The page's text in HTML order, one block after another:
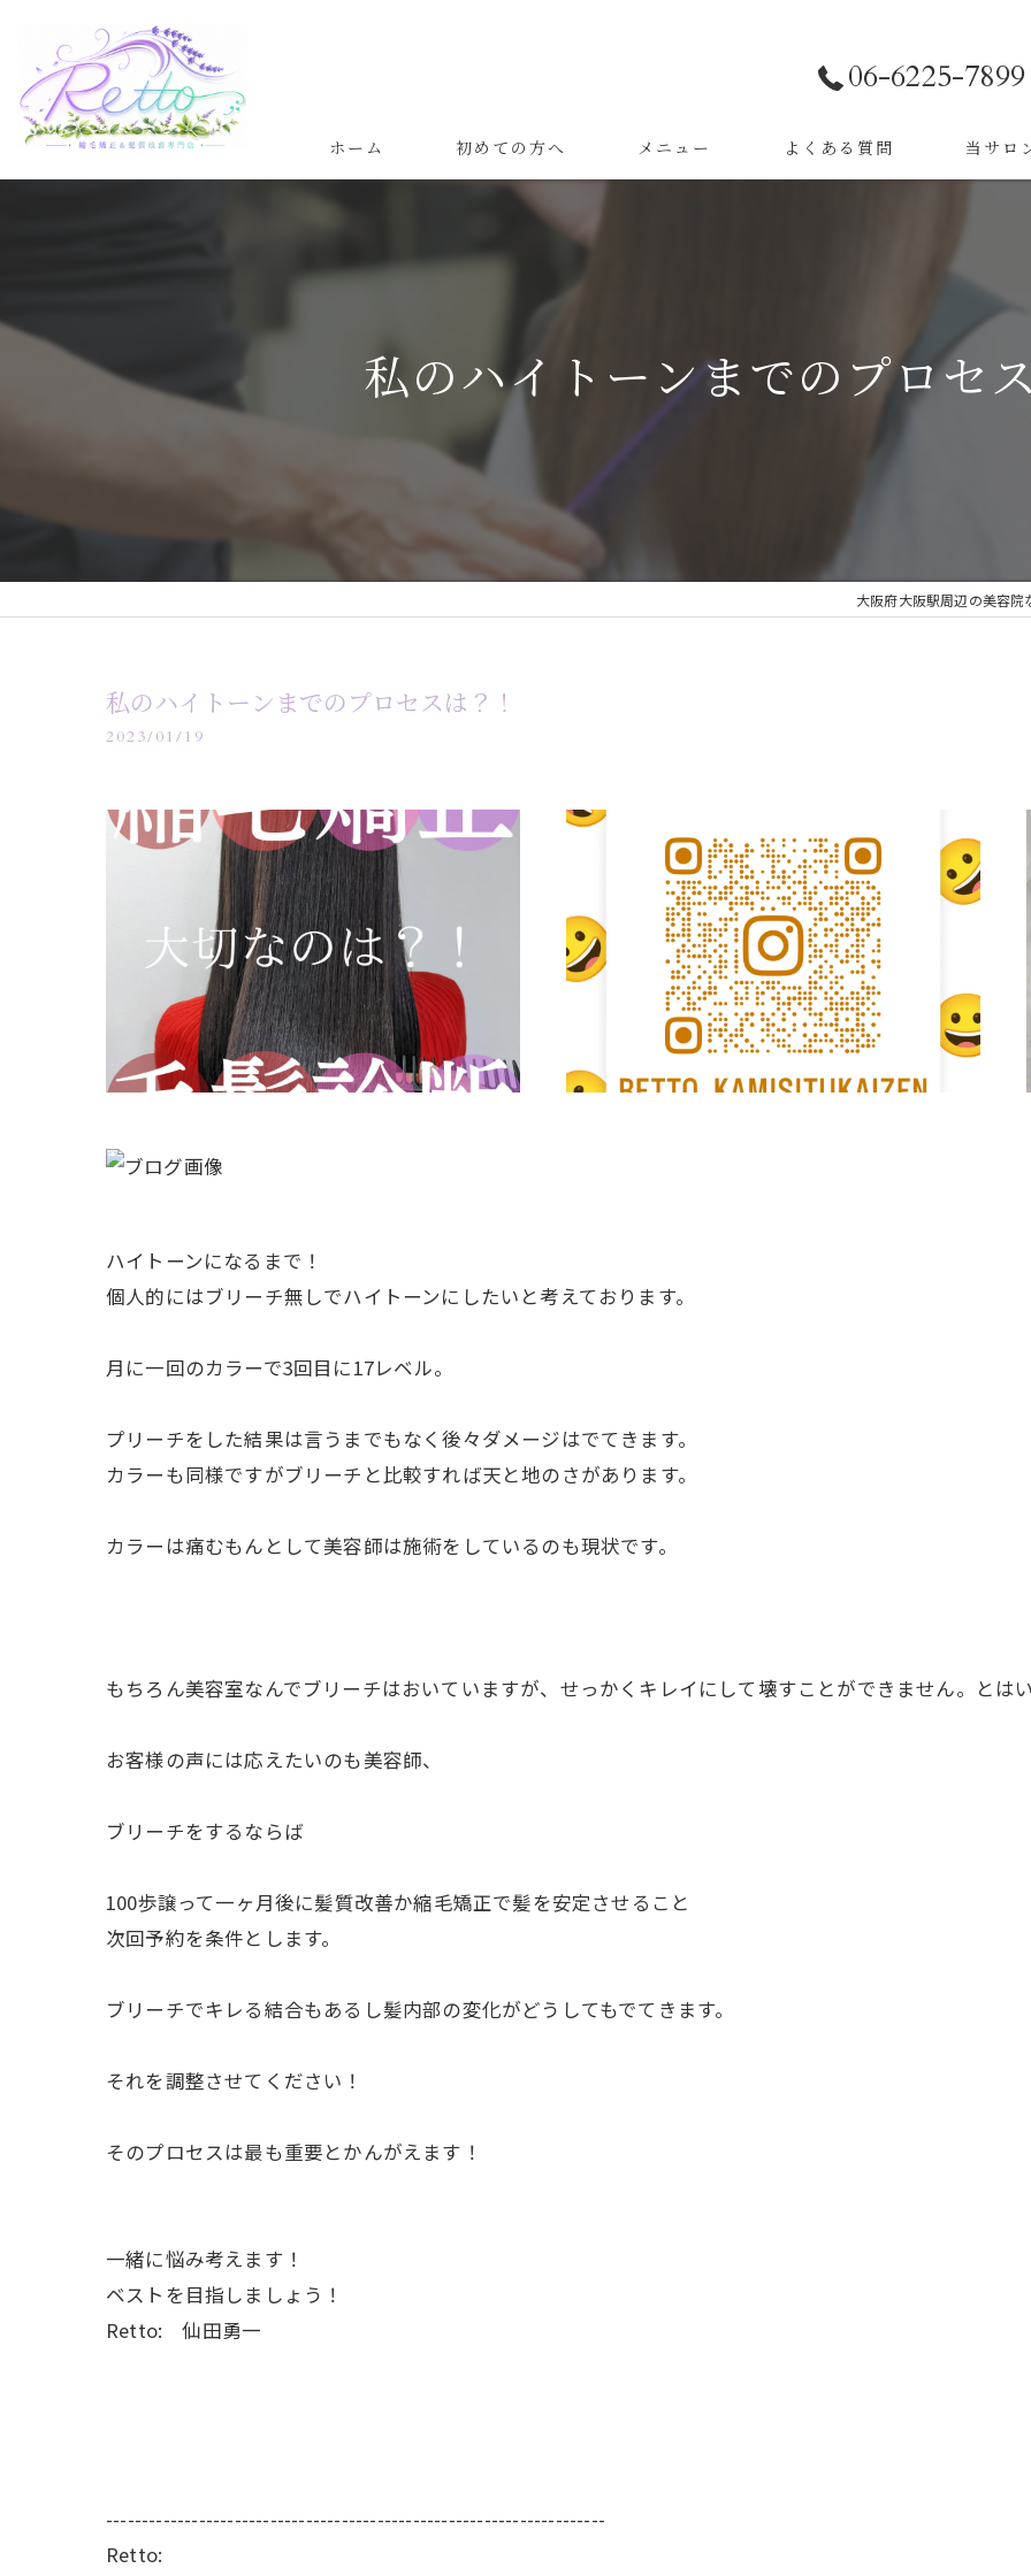
06-6225-7899
ホーム 初めての方へ
髪質改善事例
メニュー よくある質問 当サロ
ストレー
トリート
縮毛矯正
私のハイトーンまでのプロセ
大阪府大阪駅周辺の美容院
私のハイトーンまでのプロセスは？！
2023/01/19
ハイトーンになるまで！
個人的にはブリーチ無しでハイトーンにしたいと考えております。
月に一回のカラーで3回目に17レベル。
プリーチをした結果は言うまでもなく後々ダメージはでてきます。
カラーも同様ですがブリーチと比較すれば天と地のさがあります。
カラーは痛むもんとして美容師は施術をしているのも現状です。
もちろん美容室なんでブリーチはおいていますが、せっかくキレイにして壊すことができません。とは
お客様の声には応えたいのも美容師、
ブリーチをするならば
100歩譲って一ヶ月後に髪質改善か縮毛矯正で髪を安定させること
次回予約を条件とします。
ブリーチでキレる結合もあるし髪内部の変化がどうしてもでてきます。
それを調整させてください！
そのプロセスは最も重要とかんがえます！
一緒に悩み考えます！
ベストを目指しましょう！
Retto: 仙田勇一
----------------------------------------------------------------------
Retto: